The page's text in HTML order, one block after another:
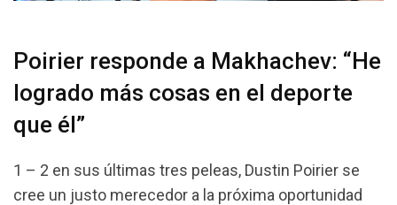
Poirier responde a Makhachev: “He
logrado más cosas en el deporte
que él”
1 – 2 en sus últimas tres peleas, Dustin Poirier se
cree un justo merecedor a la próxima oportunidad